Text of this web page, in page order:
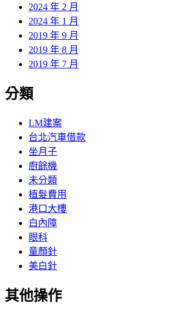
2024 年 2 月
2024 年 1 月
2019 年 9 月
2019 年 8 月
2019 年 7 月
分類
LM建案
台北汽車借款
坐月子
廚餘機
未分類
植髮費用
港口大樓
白內障
眼科
童顏針
美白針
其他操作